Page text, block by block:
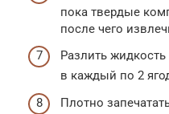
пока твердые
после чего
Разлить
в каждый по 2
Плотно